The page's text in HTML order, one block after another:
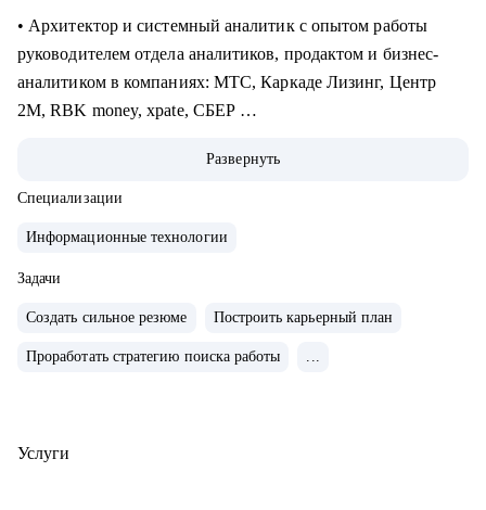
• Архитектор и системный аналитик с опытом работы
руководителем отдела аналитиков, продактом и бизнес-
аналитиком в компаниях: МТС, Каркаде Лизинг, Центр
2М, RBK money, xpate, СБЕР
так и на стороне ИТ разработки
• Сделал ИТ-проекты в разных сферах: банковские услуги,
управление персоналом, обслуживание оборудования,
логистика и склад.
• Спроектировал несколько систем с нуля (платежные
корпоративные системы (CRM, ERP)
• Составить план профессионального развития
Развернуть
Специализации
Информационные технологии
Задачи
Создать сильное резюме Построить карьерный план
Проработать стратегию поиска работы ...
Услуги